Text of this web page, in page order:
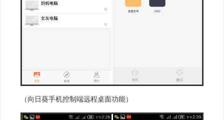
（向日葵手机控制端远程桌面功能）